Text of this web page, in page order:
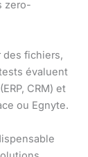
zero-
des fichiers,
évaluent
CRM) et
ou Egnyte.